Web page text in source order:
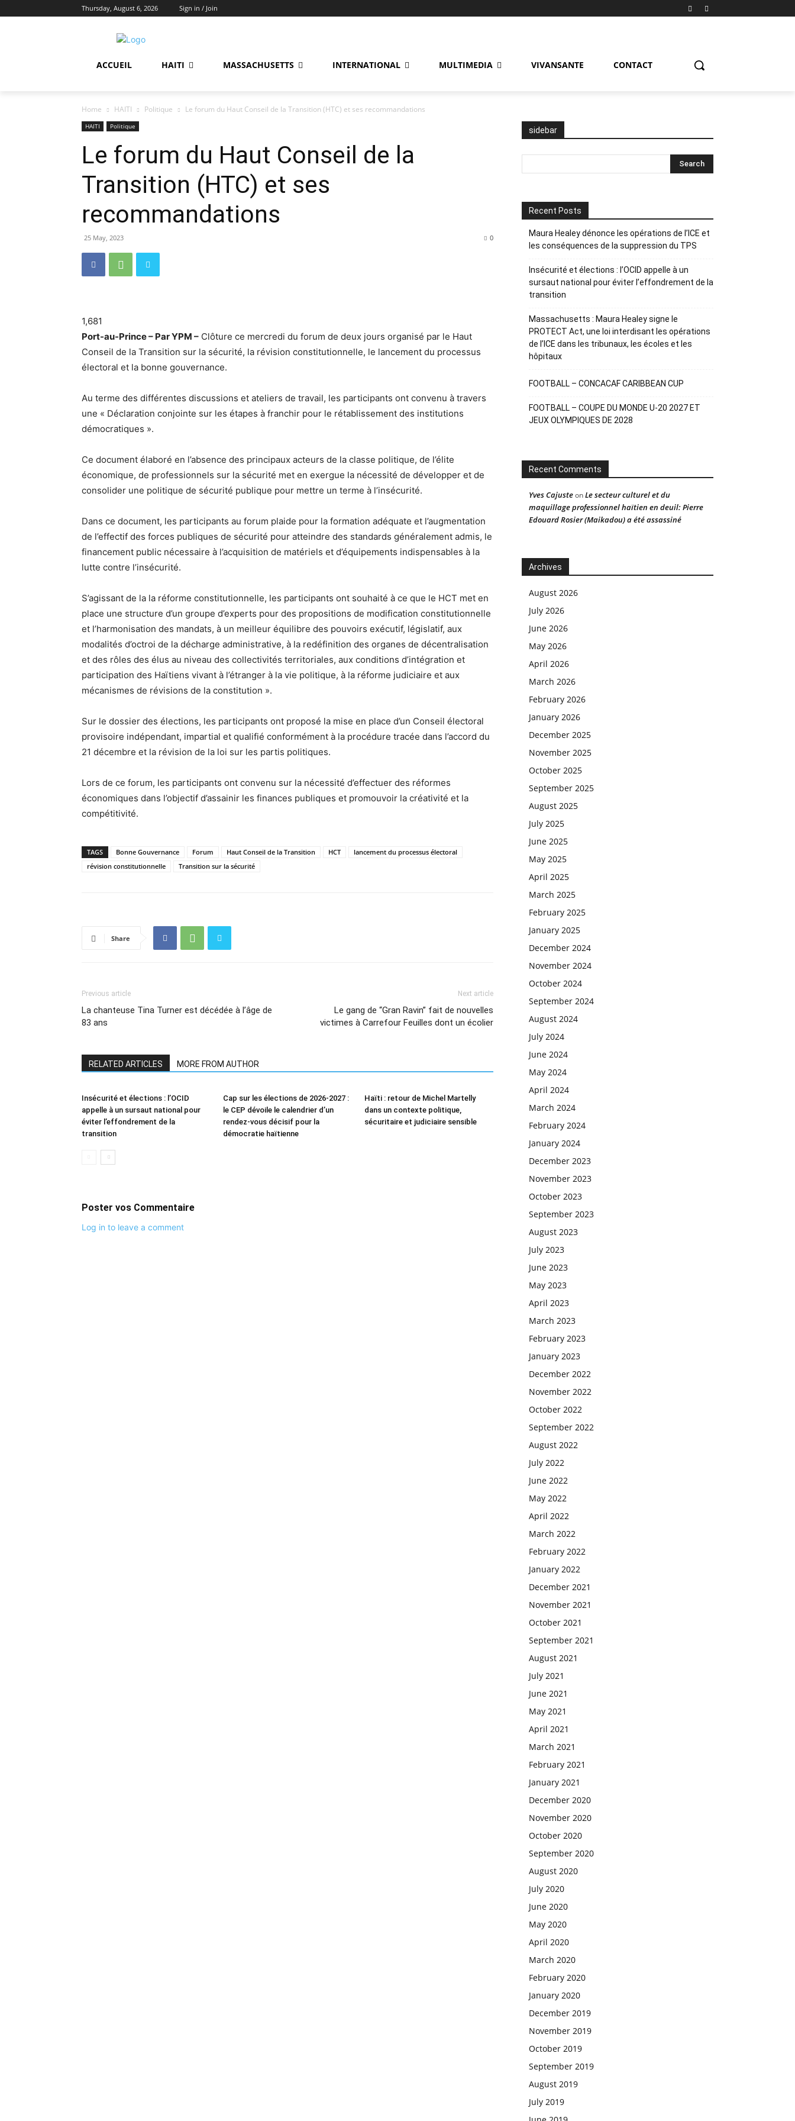
Thursday, August 6, 2026 Sign in / Join
ACCUEIL HAITI MASSACHUSETTS INTERNATIONAL MULTIMEDIA VIVANSANTE CONTACT
Home HAITI Politique Le forum du Haut Conseil de la Transition (HTC) et ses recommandations
HAITI Politique
Le forum du Haut Conseil de la
Transition (HTC) et ses
recommandations
25 May, 2023 0
1,681
Port-au-Prince – Par YPM – Clôture ce mercredi du forum de deux jours organisé par le Haut
Conseil de la Transition sur la sécurité, la révision constitutionnelle, le lancement du processus
électoral et la bonne gouvernance.
Au terme des différentes discussions et ateliers de travail, les participants ont convenu à travers
une « Déclaration conjointe sur les étapes à franchir pour le rétablissement des institutions
démocratiques ».
Ce document élaboré en l’absence des principaux acteurs de la classe politique, de l’élite
économique, de professionnels sur la sécurité met en exergue la nécessité de développer et de
consolider une politique de sécurité publique pour mettre un terme à l’insécurité.
Dans ce document, les participants au forum plaide pour la formation adéquate et l’augmentation
de l’effectif des forces publiques de sécurité pour atteindre des standards généralement admis, le
financement public nécessaire à l’acquisition de matériels et d’équipements indispensables à la
lutte contre l’insécurité.
S’agissant de la la réforme constitutionnelle, les participants ont souhaité à ce que le HCT met en
place une structure d’un groupe d’experts pour des propositions de modification constitutionnelle
et l’harmonisation des mandats, à un meilleur équilibre des pouvoirs exécutif, législatif, aux
modalités d’octroi de la décharge administrative, à la redéfinition des organes de décentralisation
et des rôles des élus au niveau des collectivités territoriales, aux conditions d’intégration et
participation des Haïtiens vivant à l’étranger à la vie politique, à la réforme judiciaire et aux
mécanismes de révisions de la constitution ».
Sur le dossier des élections, les participants ont proposé la mise en place d’un Conseil électoral
provisoire indépendant, impartial et qualifié conformément à la procédure tracée dans l’accord du
21 décembre et la révision de la loi sur les partis politiques.
Lors de ce forum, les participants ont convenu sur la nécessité d’effectuer des réformes
économiques dans l’objectif d’assainir les finances publiques et promouvoir la créativité et la
compétitivité.
TAGS Bonne Gouvernance Forum Haut Conseil de la Transition HCT
lancement du processus électoral
révision constitutionnelle
Transition sur la sécurité
Share
Previous article
La chanteuse Tina Turner est décédée à l’âge de
83 ans
Next article
Le gang de “Gran Ravin” fait de nouvelles
victimes à Carrefour Feuilles dont un écolier
RELATED ARTICLES MORE FROM AUTHOR
Insécurité et élections : l’OCID
appelle à un sursaut national pour
éviter l’effondrement de la
transition
Cap sur les élections de 2026-2027 :
le CEP dévoile le calendrier d’un
rendez-vous décisif pour la
démocratie haïtienne
Haïti : retour de Michel Martelly
dans un contexte politique,
sécuritaire et judiciaire sensible
Poster vos Commentaire
Log in to leave a comment
sidebar
Recent Posts
Maura Healey dénonce les opérations de l’ICE et
les conséquences de la suppression du TPS
Insécurité et élections : l’OCID appelle à un
sursaut national pour éviter l’effondrement de la
transition
Massachusetts : Maura Healey signe le
PROTECT Act, une loi interdisant les opérations
de l’ICE dans les tribunaux, les écoles et les
hôpitaux
FOOTBALL – CONCACAF CARIBBEAN CUP
FOOTBALL – COUPE DU MONDE U-20 2027 ET
JEUX OLYMPIQUES DE 2028
Recent Comments
Yves CajusteonLe secteur culturel et du
maquillage professionnel haïtien en deuil: Pierre
Edouard Rosier (Maikadou) a été assassiné
Archives
August 2026
July 2026
June 2026
May 2026
April 2026
March 2026
February 2026
January 2026
December 2025
November 2025
October 2025
September 2025
August 2025
July 2025
June 2025
May 2025
April 2025
March 2025
February 2025
January 2025
December 2024
November 2024
October 2024
September 2024
August 2024
July 2024
June 2024
May 2024
April 2024
March 2024
February 2024
January 2024
December 2023
November 2023
October 2023
September 2023
August 2023
July 2023
June 2023
May 2023
April 2023
March 2023
February 2023
January 2023
December 2022
November 2022
October 2022
September 2022
August 2022
July 2022
June 2022
May 2022
April 2022
March 2022
February 2022
January 2022
December 2021
November 2021
October 2021
September 2021
August 2021
July 2021
June 2021
May 2021
April 2021
March 2021
February 2021
January 2021
December 2020
November 2020
October 2020
September 2020
August 2020
July 2020
June 2020
May 2020
April 2020
March 2020
February 2020
January 2020
December 2019
November 2019
October 2019
September 2019
August 2019
July 2019